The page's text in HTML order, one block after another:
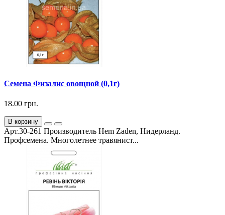
Семена Физалис овощной (0,1г)
18.00 грн.
В корзину
Арт.30-261 Производитель Hem Zaden, Нидерланд.
Профсемена. Многолетнее травянист...